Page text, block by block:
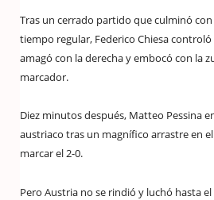
Tras un cerrado partido que culminó
tiempo regular, Federico Chiesa
amagó con la derecha y embocó con la
marcador.
Diez minutos después, Matteo Pessina
austriaco tras un magnífico arrastre en
marcar el 2-0.
Pero Austria no se rindió y luchó hasta